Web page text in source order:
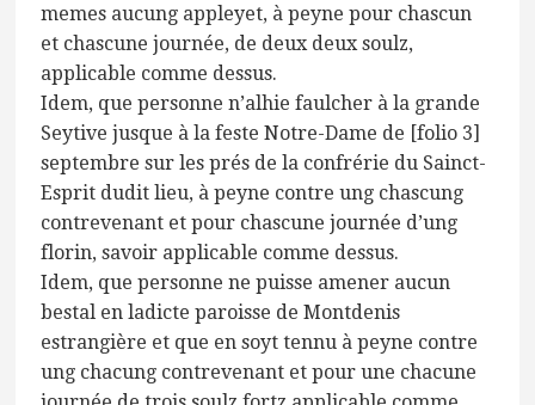
memes aucung appleyet, à peyne pour chascun
et chascune journée, de deux deux soulz,
applicable comme dessus.
Idem, que personne n’alhie faulcher à la grande
Seytive jusque à la feste Notre-Dame de [folio 3]
septembre sur les prés de la confrérie du Sainct-
Esprit dudit lieu, à peyne contre ung chascung
contrevenant et pour chascune journée d’ung
florin, savoir applicable comme dessus.
Idem, que personne ne puisse amener aucun
bestal en ladicte paroisse de Montdenis
estrangière et que en soyt tennu à peyne contre
ung chacung contrevenant et pour une chacune